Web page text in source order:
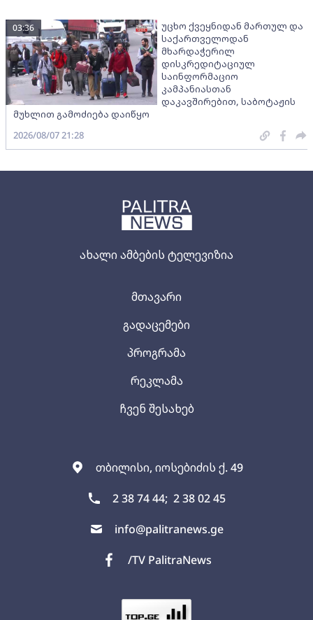
ახალი ამბების ტელევიზია
თბილისი, იოსებიძის ქ. 49
2 38 74 44; 2 38 02 45
info@palitranews.ge
/TV PalitraNews
მთავარი
გადაცემები
პროგრამა
რეკლამა
ჩვენ შესახებ
უცხო ქვეყნიდან მართულ და
საქართველოდან
მხარდაჭერილ
დისკრედიტაციულ
საინფორმაციო
კამპანიასთან
დაკავშირებით, საბოტაჟის
მუხლით გამოძიება დაიწყო
03:36
2026/08/07 21:28